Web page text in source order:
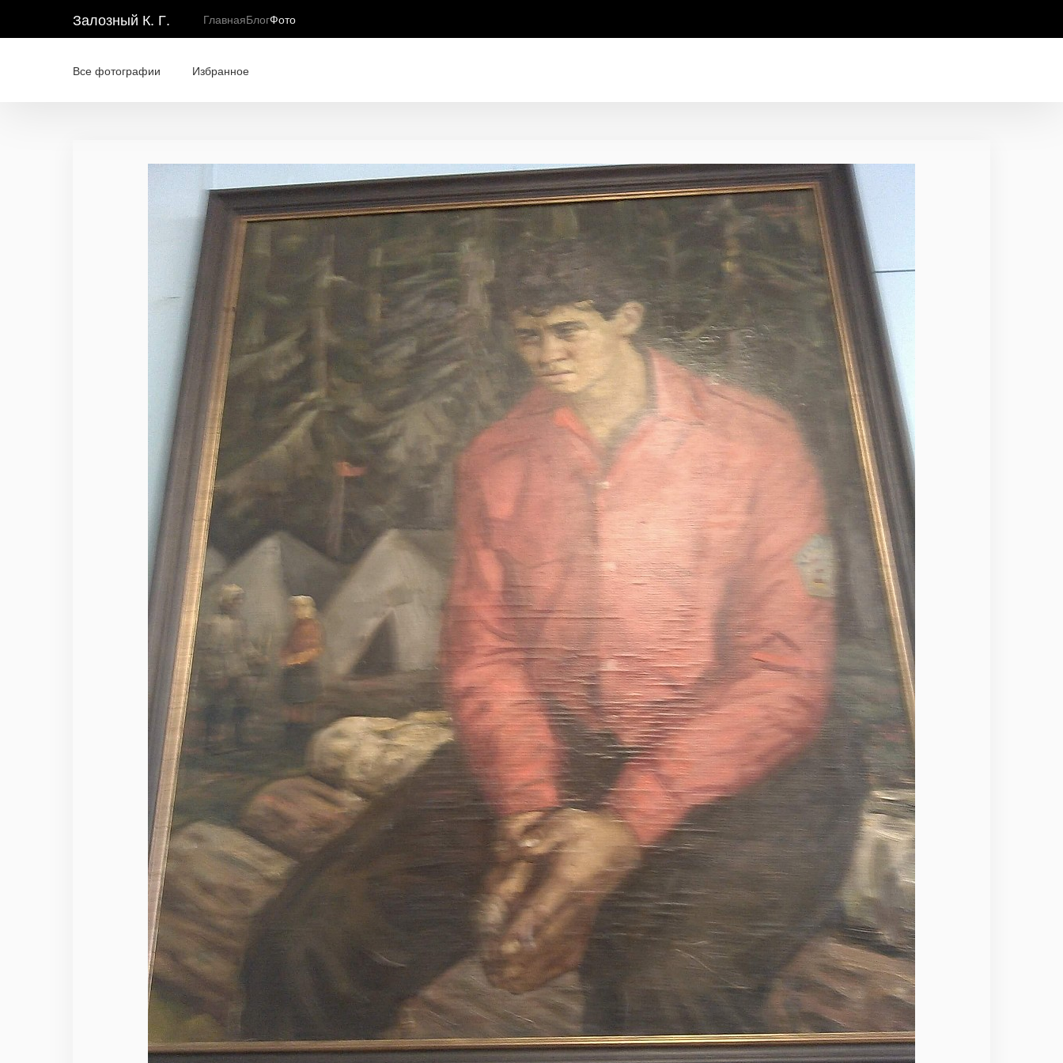
Залозный К. Г. ГлавнаяБлогФото
Все фотографии Избранное